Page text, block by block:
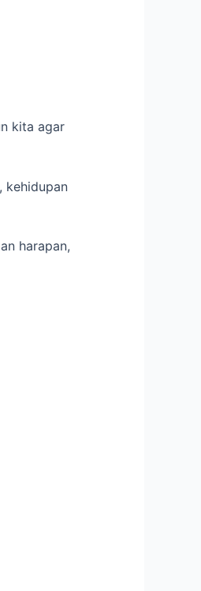
kita agar
kehidupan
harapan,